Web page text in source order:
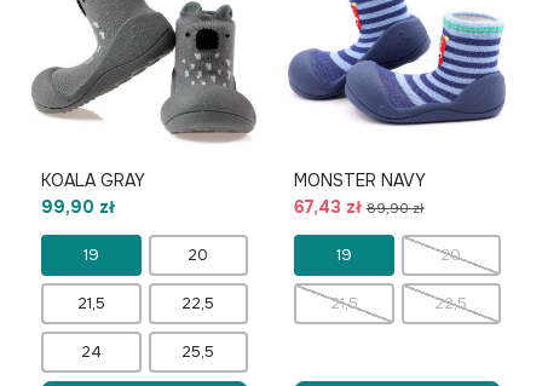
KOALA GRAY
99,90 zł
19 20
21,5 22,5
24 25,5
MONSTER NAVY
67,43 zł89,90 zł
19 20
21,5 22,5